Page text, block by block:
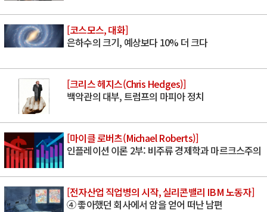
[코스모스, 대화]
은하수의 크기, 예상보다 10% 더 크다
[크리스 헤지스(Chris Hedges)]
백악관의 대부, 트럼프의 마피아 정치
[마이클 로버츠(Michael Roberts)]
인플레이션 이론 2부: 비주류 경제학과 마르크스주의
[전자산업 직업병의 시작, 실리콘밸리 IBM 노동자]
④ 좋아했던 회사에서 암을 얻어 떠난 남편